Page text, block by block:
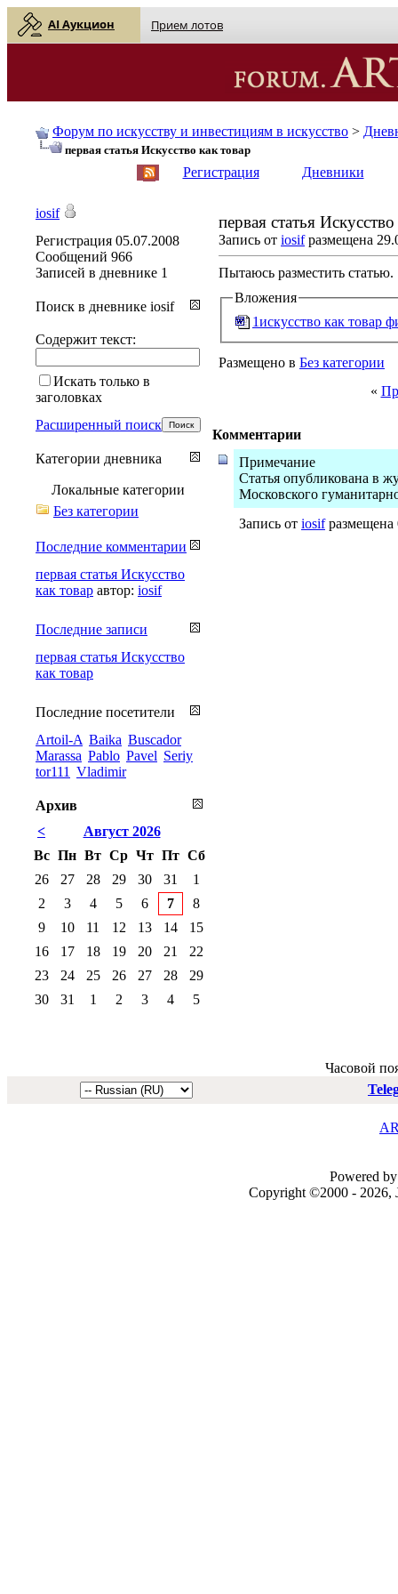
AI Аукцион Прием лотов
Форум по искусству и инвестициям в искусство >
первая статья Искусство как товар
Регистрация Дневники
первая статья
Запись от iosifразмещена
Пытаюсь разместить статью.
Вложения
1искусство как товар
Размещено в Без категории
«
Комментарии
Примечание
Статья опубликована в
Московского
Запись от iosifразмещена
iosif
Регистрация 05.07.2008
Сообщений 966
Записей в дневнике 1
Поиск в дневнике iosif
Содержит текст:
Искать только в
заголовках
Расширенный поиск
Категории дневника
Локальные категории
Без категории
Последние комментарии
первая статья Искусство
как товар автор: iosif
Последние записи
первая статья Искусство
как товар
Последние посетители
Artoil-A Baika Buscador
Marassa Pablo Pavel Seriy
tor111 Vladimir
Архив
<
Август 2026
Вс Пн Вт Ср Чт Пт Сб
26
27 28 29 30 31
1
2
3 4 5 6 7
8
9
10 11 12 13 14
15
16
17 18 19 20 21
22
23
24 25 26 27 28
29
30
31 1 2 3 4 5
Часовой
Powered
Copyright ©2000 - 2026,